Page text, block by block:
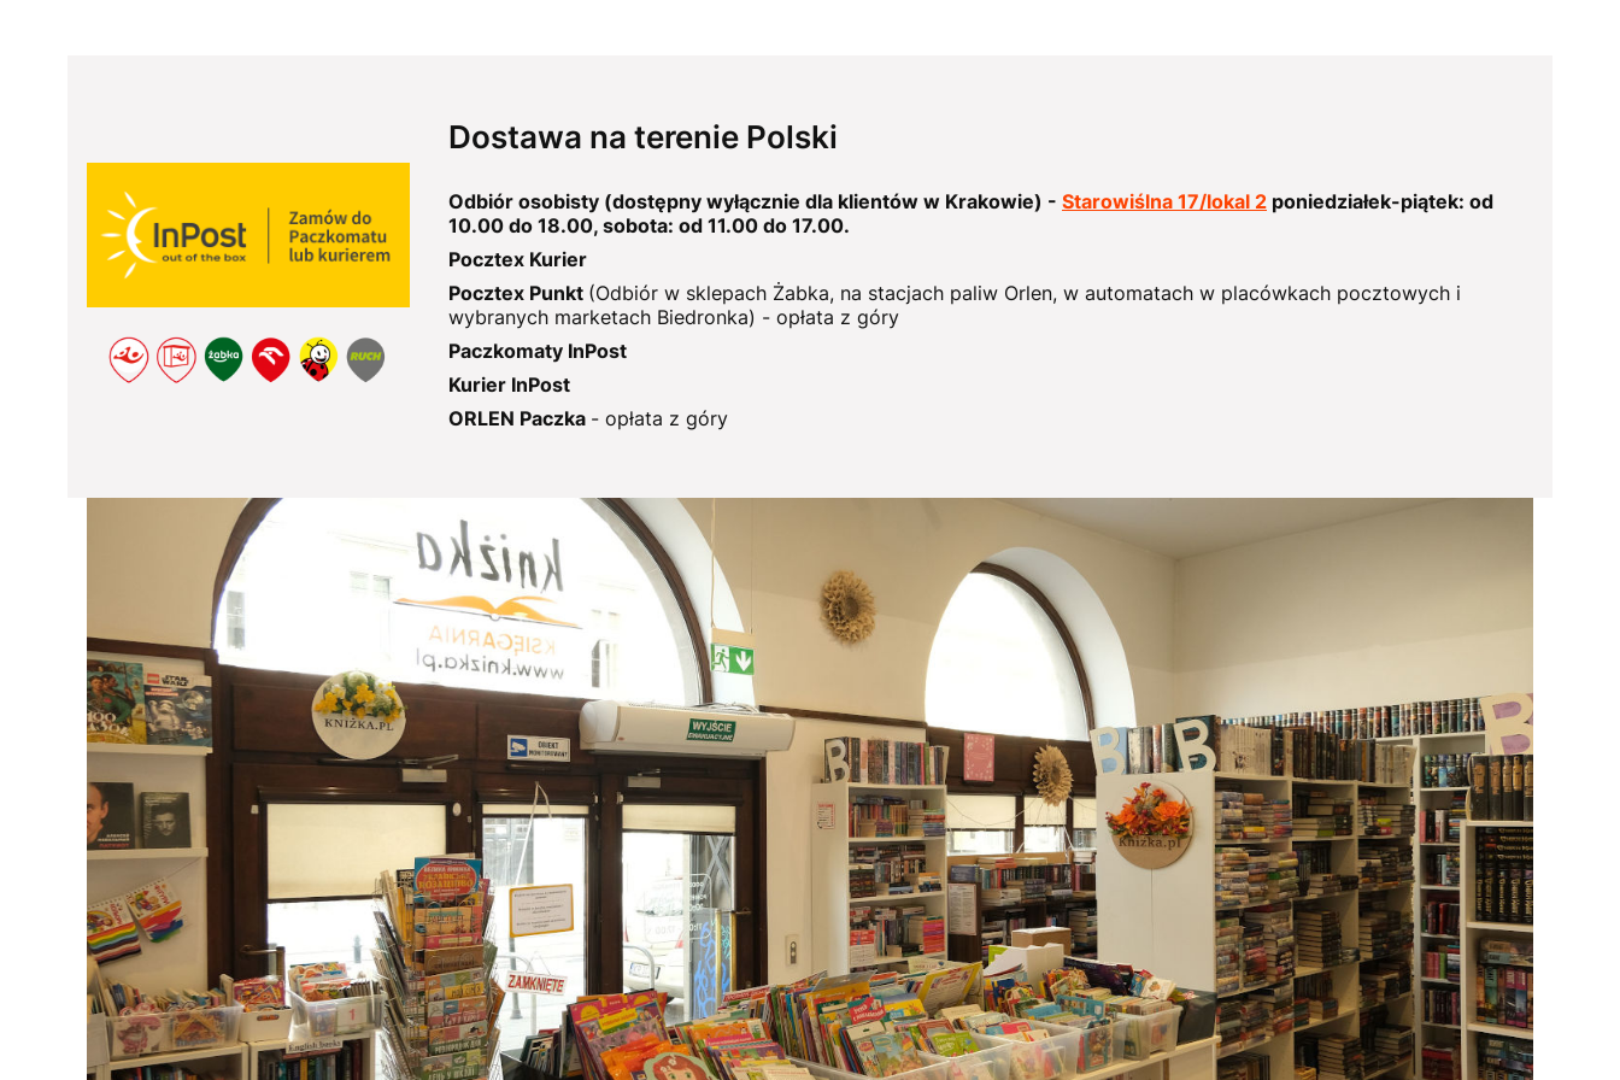
Dostawa na terenie Polski
Odbiór osobisty (dostępny wyłącznie dla klientów w Krakowie) - Starowiślna 17/lokal 2 poniedziałek-piątek: od
10.00 do 18.00, sobota: od 11.00 do 17.00.
Pocztex Kurier
Pocztex Punkt (Odbiór w sklepach Żabka, na stacjach paliw Orlen, w automatach w placówkach pocztowych i
wybranych marketach Biedronka) - opłata z góry
Paczkomaty InPost
Kurier InPost
ORLEN Paczka - opłata z góry